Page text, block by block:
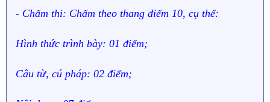
- Chấm thi: Chấm theo thang điểm 10, cụ thể:
Hình thức trình bày: 01 điểm;
Câu từ, cú pháp: 02 điểm;